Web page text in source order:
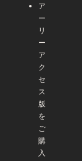
ア
ー
リ
ー
ア
ク
セ
ス
版
を
ご
購
入